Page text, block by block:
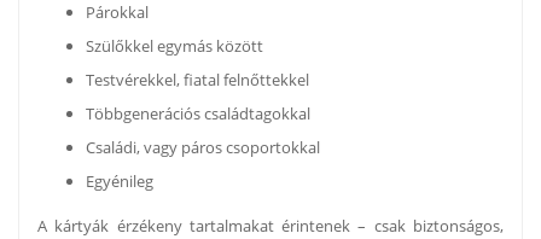
Párokkal
Szülőkkel egymás között
Testvérekkel, fiatal felnőttekkel
Többgenerációs családtagokkal
Családi, vagy páros csoportokkal
Egyénileg
A kártyák érzékeny tartalmakat érintenek – csak biztonságos,